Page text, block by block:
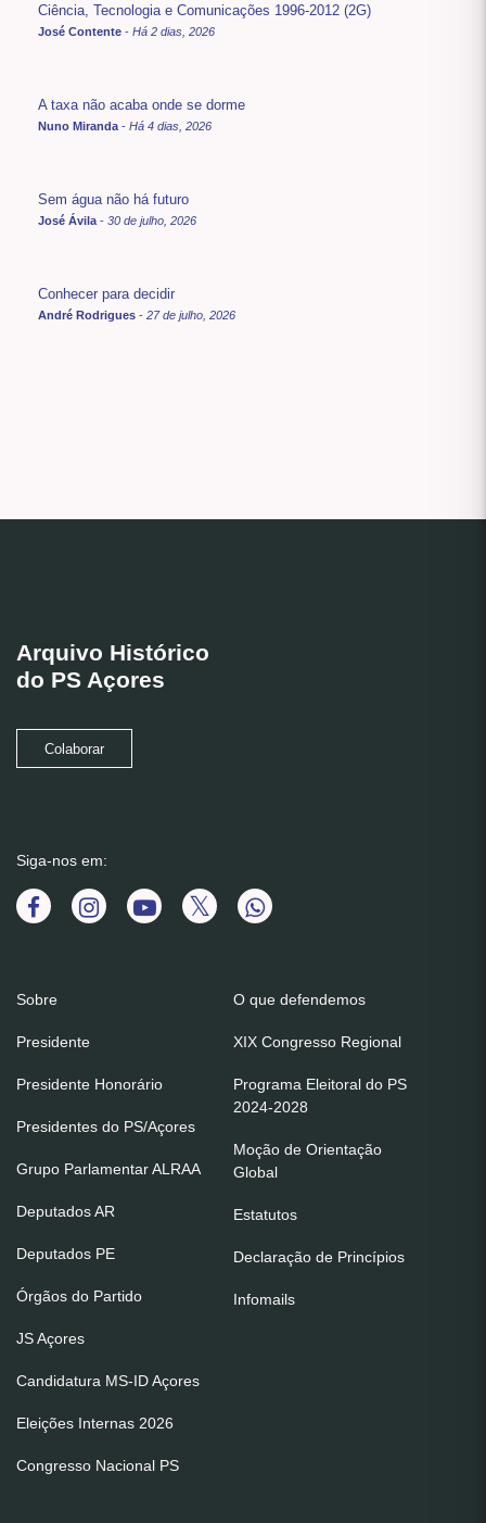
Ciência, Tecnologia e Comunicações 1996-2012 (2G)
José Contente - Há 2 dias, 2026
A taxa não acaba onde se dorme
Nuno Miranda - Há 4 dias, 2026
Sem água não há futuro
José Ávila - 30 de julho, 2026
Conhecer para decidir
André Rodrigues - 27 de julho, 2026
Arquivo Histórico
do PS Açores
Colaborar
Siga-nos em:
Sobre
Presidente
Presidente Honorário
Presidentes do PS/Açores
Grupo Parlamentar ALRAA
Deputados AR
Deputados PE
Órgãos do Partido
JS Açores
Candidatura MS-ID Açores
Eleições Internas 2026
Congresso Nacional PS
O que defendemos
XIX Congresso Regional
Programa Eleitoral do PS
2024-2028
Moção de Orientação
Global
Estatutos
Declaração de Princípios
Infomails